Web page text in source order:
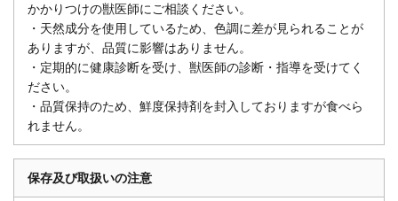
かかりつけの獣医師にご相談ください。
・天然成分を使用しているため、色調に差が見られることが
ありますが、品質に影響はありません。
・定期的に健康診断を受け、獣医師の診断・指導を受けてく
ださい。
・品質保持のため、鮮度保持剤を封入しておりますが食べら
れません。
保存及び取扱いの注意